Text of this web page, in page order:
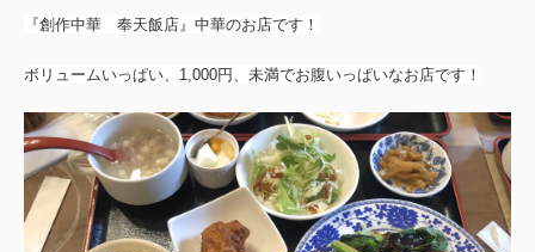
『創作中華 奉天飯店』中華のお店です！
ボリュームいっぱい、1,000円、未満でお腹いっぱいなお店です！